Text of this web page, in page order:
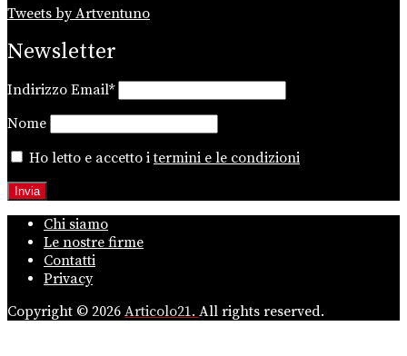
Tweets by Artventuno
Newsletter
Indirizzo Email*
Nome
Ho letto e accetto itermini e le condizioni
Chi siamo
Le nostre firme
Contatti
Privacy
Copyright © 2026 Articolo21. All rights reserved.